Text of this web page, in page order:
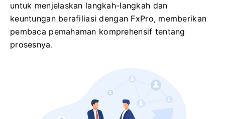
untuk menjelaskan langkah-langkah dan
keuntungan berafiliasi dengan FxPro, memberikan
pembaca pemahaman komprehensif tentang
prosesnya.